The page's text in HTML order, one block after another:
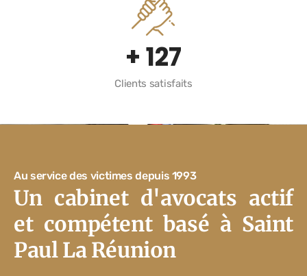
+139
Clients satisfaits
Au service des victimes depuis 1993
Un cabinet d'avocats actif
et compétent basé à Saint
Paul La Réunion